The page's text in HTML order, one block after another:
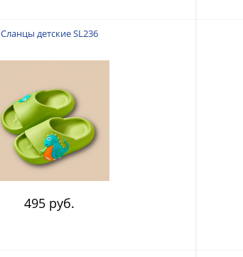
Сланцы детские SL236
495 руб.